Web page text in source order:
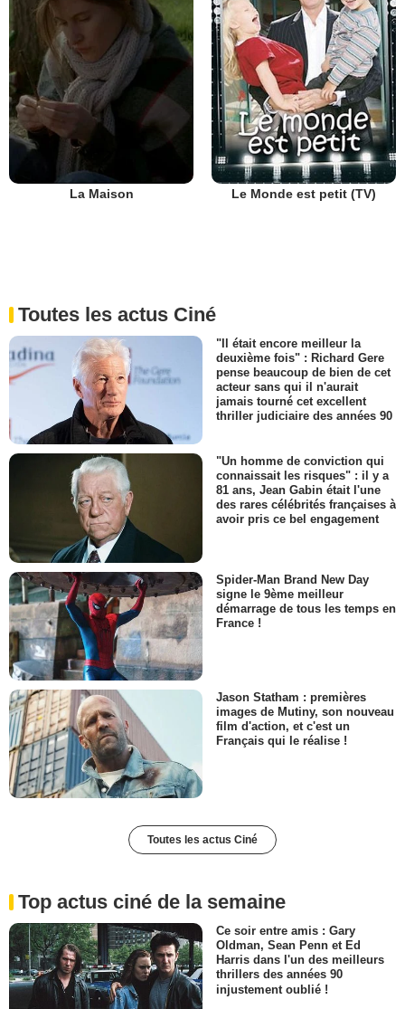
La Maison Le Monde est petit (TV)
Toutes les actus Ciné
"Il était encore meilleur la
deuxième fois" : Richard Gere
pense beaucoup de bien de cet
acteur sans qui il n'aurait
jamais tourné cet excellent
thriller judiciaire des années 90
"Un homme de conviction qui
connaissait les risques" : il y a
81 ans, Jean Gabin était l'une
des rares célébrités françaises à
avoir pris ce bel engagement
Spider-Man Brand New Day
signe le 9ème meilleur
démarrage de tous les temps en
France !
Jason Statham : premières
images de Mutiny, son nouveau
film d'action, et c'est un
Français qui le réalise !
Toutes les actus Ciné
Top actus ciné de la semaine
Ce soir entre amis : Gary
Oldman, Sean Penn et Ed
Harris dans l'un des meilleurs
thrillers des années 90
injustement oublié !